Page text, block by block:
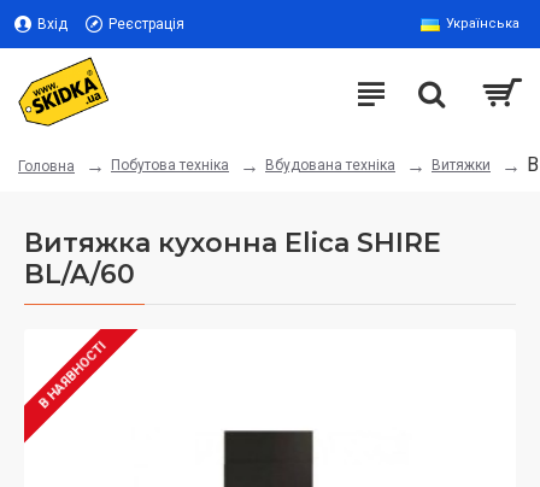
Вхід Реєстрація Українська
Головна Побутова техніка Вбудована техніка Витяжки
Витяжка кухонна Elica SHIRE
BL/A/60
В НАЯВНОСТІ